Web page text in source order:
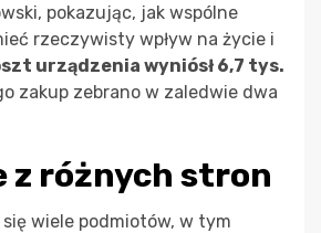
pokazując, jak wspólne
rzeczywisty wpływ na życie i
urządzenia wyniósł 6,7 tys.
zakup zebrano w zaledwie dwa
z różnych stron
się wiele podmiotów, w tym